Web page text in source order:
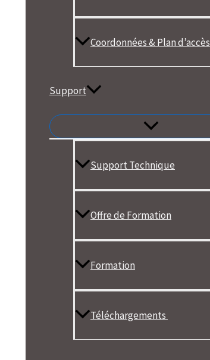
Coordonnées & Plan d’accès
Support
Support Technique
Offre de Formation
Formation
Téléchargements